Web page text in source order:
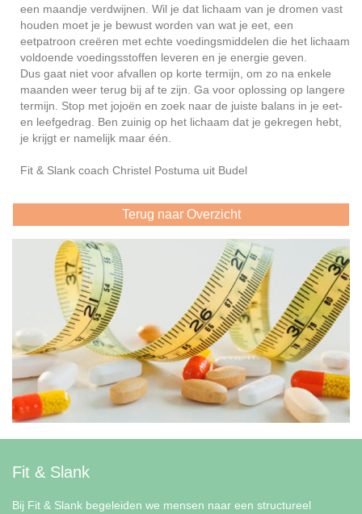
een maandje verdwijnen. Wil je dat lichaam van je dromen vast
houden moet je je bewust worden van wat je eet, een
eetpatroon creëren met echte voedingsmiddelen die het lichaam
voldoende voedingsstoffen leveren en je energie geven.
Dus gaat niet voor afvallen op korte termijn, om zo na enkele
maanden weer terug bij af te zijn. Ga voor oplossing op langere
termijn. Stop met jojoën en zoek naar de juiste balans in je eet-
en leefgedrag. Ben zuinig op het lichaam dat je gekregen hebt,
je krijgt er namelijk maar één.
Fit & Slank coach Christel Postuma uit Budel
Terug naar Overzicht
Fit & Slank
Bij Fit & Slank begeleiden we mensen naar een structureel